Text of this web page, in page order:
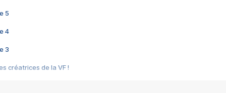
5
4
3
créatrices de la VF !